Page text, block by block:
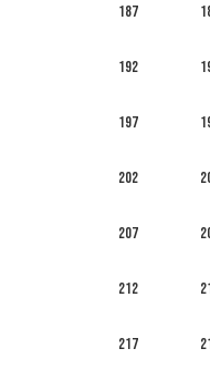
187
192
197
202
207
212
217